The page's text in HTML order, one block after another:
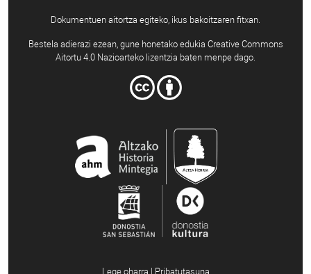
Dokumentuen aitortza egiteko, ikus bakoitzaren fitxan.
Bestela adierazi ezean, gune honetako edukia Creative Commons
Aitortu 4.0 Nazioarteko lizentzia baten menpe dago.
Lege oharra | Pribatutasuna